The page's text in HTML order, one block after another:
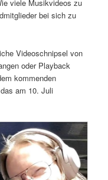
viele Musikvideos zu
bei sich zu
Videoschnipsel von
oder Playback
kommenden
am 10. Juli